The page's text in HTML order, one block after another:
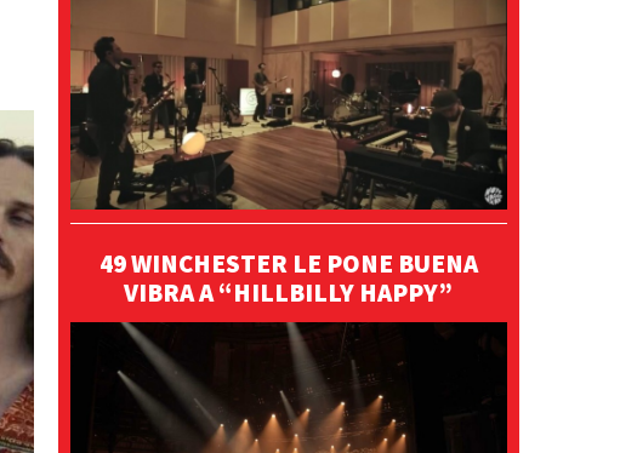
49 WINCHESTER LE PONE BUENA
VIBRA A “HILLBILLY HAPPY”